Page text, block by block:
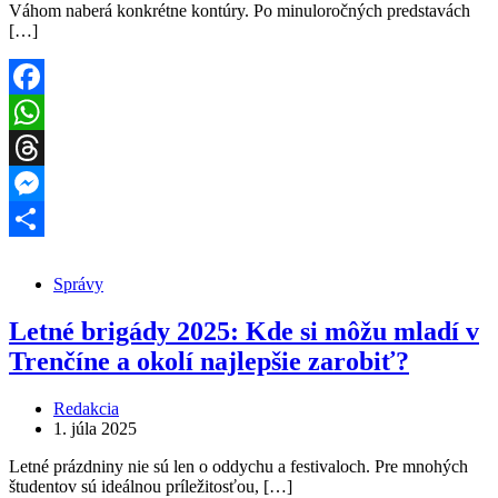
Váhom naberá konkrétne kontúry. Po minuloročných predstavách
[…]
Facebook
WhatsApp
Threads
Messenger
Správy
Letné brigády 2025: Kde si môžu mladí v
Trenčíne a okolí najlepšie zarobiť?
Redakcia
1. júla 2025
Letné prázdniny nie sú len o oddychu a festivaloch. Pre mnohých
študentov sú ideálnou príležitosťou, […]